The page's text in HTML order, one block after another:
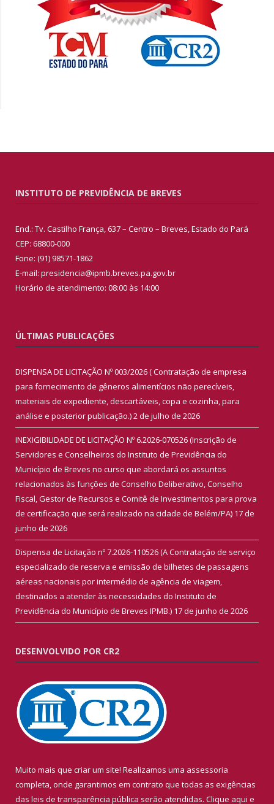
INSTITUTO DE PREVIDÊNCIA DE BREVES
End.: Tv. Castilho França, 637 – Centro – Breves, Estado do Pará
CEP: 68800-000
Fone: (91) 98571-1862
E-mail: presidencia@ipmb.breves.pa.gov.br
Horário de atendimento: 08:00 às 14:00
ÚLTIMAS PUBLICAÇÕES
DISPENSA DE LICITAÇÃO Nº 003/2026 ( Contratação de empresa
para fornecimento de gêneros alimentícios não perecíveis,
materiais de expediente, descartáveis, copa e cozinha, para
análise e posterior publicação.)2 de julho de 2026
INEXIGIBILIDADE DE LICITAÇÃO Nº 6.2026-070526 (Inscrição de
Servidores e Conselheiros do Instituto de Previdência do
Município de Breves no curso que abordará os assuntos
relacionados às funções de Conselho Deliberativo, Conselho
Fiscal, Gestor de Recursos e Comitê de Investimentos para prova
de certificação que será realizado na cidade de Belém/PA) 17 de
junho de 2026
Dispensa de Licitação nº 7.2026-110526 (A Contratação de serviço
especializado de reserva e emissão de bilhetes de passagens
aéreas nacionais por intermédio de agência de viagem,
destinados a atender às necessidades do Instituto de
Previdência do Município de Breves IPMB.) 17 de junho de 2026
DESENVOLVIDO POR CR2
Muito mais que criar um site! Realizamos uma assessoria
completa, onde garantimos em contrato que todas as exigências
das leis de transparência pública serão atendidas. Clique aqui e